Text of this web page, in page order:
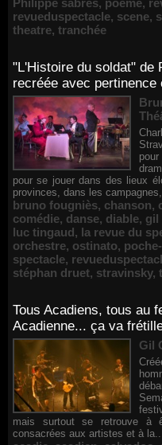
Philippe sabres, poème,
revueduspectacle, scene,
theatre, tranchée
"L'Histoire du soldat"
recréée avec pertinence
pour se jouer dans des lieux
provinces, dans les
bruno fougniès, chanson,
comédie, danse, diable, gil
luc tingaud, la revue du
orchestre, ostinato,
spectacle,
stéphan druet, stravinsky,
Tous Acadiens, tous au
Acadienne... ça va
Gil
mais surtout se retrouve à
consacrées aux artistes et à